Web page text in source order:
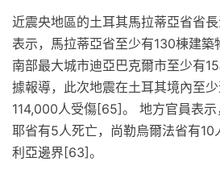
近震央地區的土耳其馬拉蒂亞省省長
表示，馬拉蒂亞省至少有130棟建
南部最大城市迪亞巴克爾市至少有
據報導，此次地震在土耳其境內至少
114,000人受傷[65]。 地方官員表
耶省有5人死亡，尚勒烏爾法省有10
利亞邊界[63]。